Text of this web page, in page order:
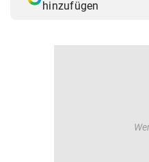
hinzufügen